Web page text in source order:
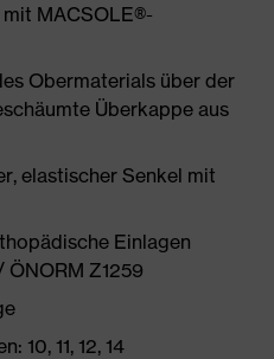
MACSOLE®-
Obermaterials über der
Überkappe aus
elastischer Senkel mit
Einlagen
ÖNORM Z1259
10, 11, 12, 14